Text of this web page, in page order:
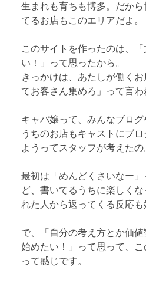
生まれも育ちも博多。だか
てるお店もこのエリアだよ。
このサイトを作ったのは、
い！」って思ったから。
きっかけは、あたしが働く
てお客さん集めろ」って言わ
キャバ嬢って、みんなブログ
うちのお店もキャストにブ
ようってスタッフが考えたの
最初は「めんどくさいなー
ど、書いてるうちに楽しくな
れた人から返ってくる反応も
で、「自分の考え方とか価
始めたい！」って思って、
って感じです。